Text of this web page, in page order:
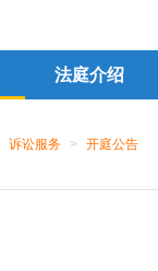
法庭介绍
诉讼服务 > 开庭公告